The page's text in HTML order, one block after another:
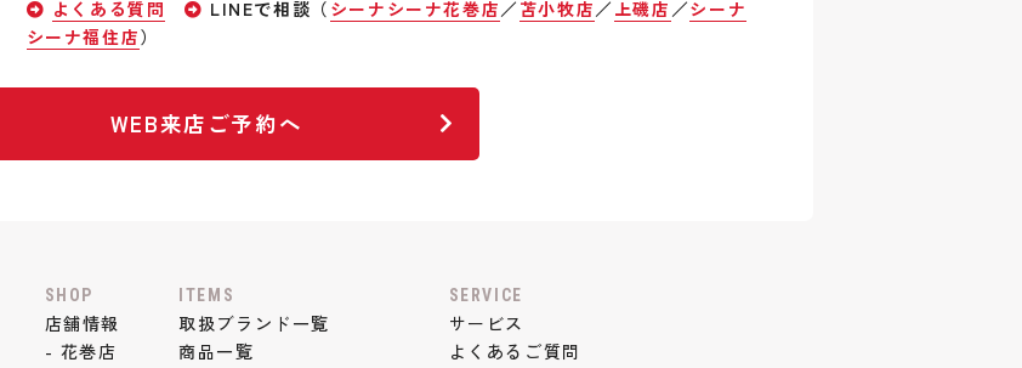
よくある質問
LINEで相談（ シーナシーナ花巻店 ／ 苫小牧店 ／ 上磯店 ／シーナ
シーナ福住店）
WEB来店ご予約へ
SHOP
店舗情報
- 花巻店
ITEMS
取扱ブランド一覧
商品一覧
SERVICE
サービス
よくあるご質問